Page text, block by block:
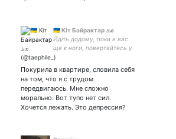
🇺🇦 Кіт Байрактар 𓃭
Йдіть додому, поки в вас
ще є ноги, повертайтесь у
край свій убогий…
Покурила в квартире, словила себя
на том, что я с трудом
передвигаюсь. Мне сложно
морально. Вот тупо нет сил.
Хочется лежать. Это депрессия?